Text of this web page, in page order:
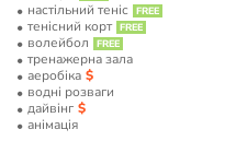
настільний теніс
тенісний корт
волейбол
тренажерна зала
аеробіка
водні розваги
дайвінг
анімація